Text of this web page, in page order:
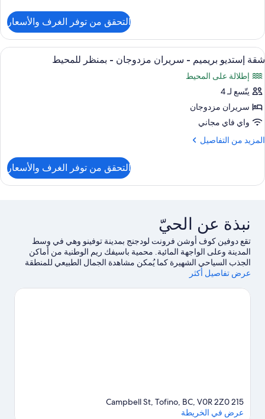
تجهيزات
لذوي
الاحتياجات
الخاصة
-
بمنظر
للمحيط
شقة
إستديو
بريميم
سرير
ملكي
تجهيزات
لذوي
الخاصة
التحقق من توفر الغرف والأسعار
استعراض
جميع
صور
شقة
إستديو
بريميم
-
سريران
-
بمنظر
ملاءات من القطن المصري وأغطية فراش
9
شقة إستديو بريميم - سريران مزدوجان - بمنظر للمحيط
إطلالة على المحيط
يتّسع لـ 4
سريران مزدوجان
واي فاي مجاني
المزيد من التفاصيل
المزيد
شقة
سريران
مزدوجان
بمنظر
للمحيط
التحقق من توفر الغرف والأسعار
نبذة عن الحيّ
تقع دوفين كوف أوشن فرونت لودجنج بمدينة توفينو وهي في وسط
المدينة وعلى الواجهة المائية. محمية باسيفك ريم الوطنية من أماكن
الجذب السياحي الشهيرة كما يُمكن مشاهدة الجمال الطبيعي للمنطقة
في شاطئ ماكنزي وشاطئ تشسترمان.لا تفوت زيارة كل من متنزه
في المنطقة من خلال ركوب قوارب التجديف وركوب الأمواج على ألواح
عرض تفاصيل أكثر
215 Campbell St, Tofino, BC, V0R 2Z0
عرض في الخريطة